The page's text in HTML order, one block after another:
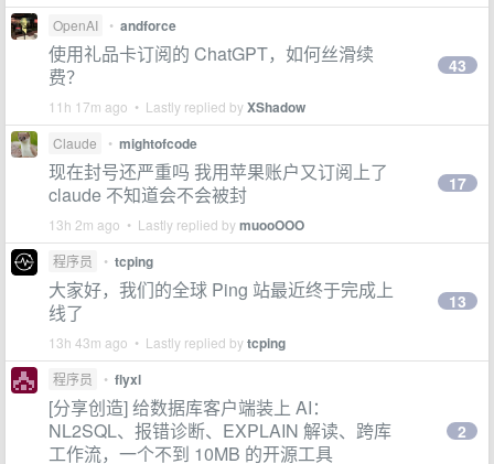
OpenAI • andforce
使用礼品卡订阅的 ChatGPT，如何丝滑续
费？
11h 17m ago • Lastly replied byXShadow
43
Claude • mightofcode
现在封号还严重吗 我用苹果账户又订阅上了
claude 不知道会不会被封
13h 2m ago • Lastly replied bymuooOOO
17
程序员 • tcping
大家好，我们的全球 Ping 站最近终于完成上
线了
13h 43m ago • Lastly replied bytcping
13
程序员 • flyxl
[分享创造] 给数据库客户端装上 AI：
NL2SQL、报错诊断、EXPLAIN 解读、跨库
工作流，一个不到 10MB 的开源工具
2